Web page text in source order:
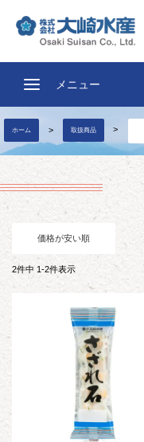
メニュー
ホーム 取扱商品
価格が安い順
2件中 1 -2件表示